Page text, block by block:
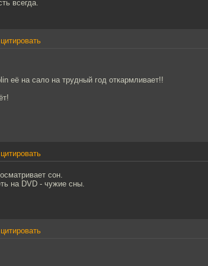
всегда.
цитировать
её на сало на трудный год откармливает!!
цитировать
сон.
на DVD - чужие сны.
цитировать